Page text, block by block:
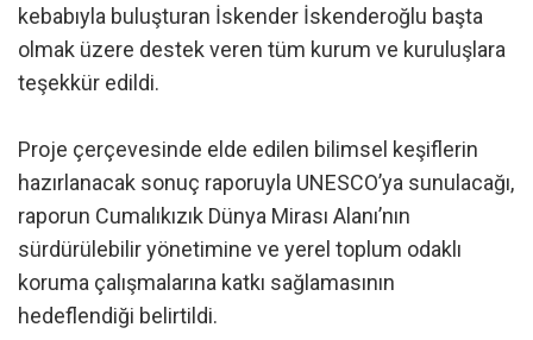
kebabıyla buluşturan İskender İskenderoğlu başta
olmak üzere destek veren tüm kurum ve kuruluşlara
teşekkür edildi.
Proje çerçevesinde elde edilen bilimsel keşiflerin
hazırlanacak sonuç raporuyla UNESCO’ya sunulacağı,
raporun Cumalıkızık Dünya Mirası Alanı’nın
sürdürülebilir yönetimine ve yerel toplum odaklı
koruma çalışmalarına katkı sağlamasının
hedeflendiği belirtildi.